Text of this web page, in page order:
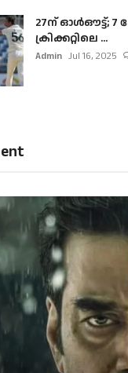
27ന് ഓൾഔട്ട്; 7
ക്രിക്കറ്റിലെ ...
Admin Jul 16, 2025